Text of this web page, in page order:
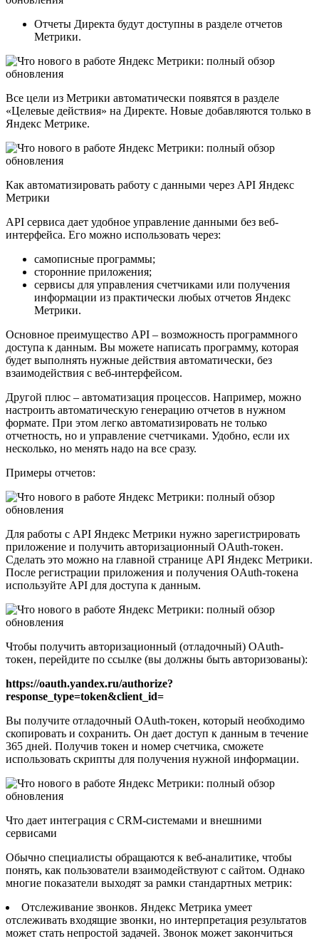
Отчеты Директа будут доступны в разделе отчетов
Метрики.
Все цели из Метрики автоматически появятся в разделе
«Целевые действия» на Директе. Новые добавляются только в
Яндекс Метрике.
Как автоматизировать работу с данными через API Яндекс
Метрики
API сервиса дает удобное управление данными без веб-
интерфейса. Его можно использовать через:
самописные программы;
сторонние приложения;
сервисы для управления счетчиками или получения
информации из практически любых отчетов Яндекс
Метрики.
Основное преимущество API – возможность программного
доступа к данным. Вы можете написать программу, которая
будет выполнять нужные действия автоматически, без
взаимодействия с веб-интерфейсом.
Другой плюс – автоматизация процессов. Например, можно
настроить автоматическую генерацию отчетов в нужном
формате. При этом легко автоматизировать не только
отчетность, но и управление счетчиками. Удобно, если их
несколько, но менять надо на все сразу.
Примеры отчетов:
Для работы с API Яндекс Метрики нужно зарегистрировать
приложение и получить авторизационный OAuth-токен.
Сделать это можно на главной странице API Яндекс Метрики.
После регистрации приложения и получения OAuth-токена
используйте API для доступа к данным.
Чтобы получить авторизационный (отладочный) OAuth-
токен, перейдите по ссылке (вы должны быть авторизованы):
https://oauth.yandex.ru/authorize?
response_type=token&client_id=
Вы получите отладочный OAuth-токен, который необходимо
скопировать и сохранить. Он дает доступ к данным в течение
365 дней. Получив токен и номер счетчика, сможете
использовать скрипты для получения нужной информации.
Что дает интеграция с CRM-системами и внешними
сервисами
Обычно специалисты обращаются к веб-аналитике, чтобы
понять, как пользователи взаимодействуют с сайтом. Однако
многие показатели выходят за рамки стандартных метрик:
Отслеживание звонков. Яндекс Метрика умеет
отслеживать входящие звонки, но интерпретация результатов
может стать непростой задачей. Звонок может закончиться